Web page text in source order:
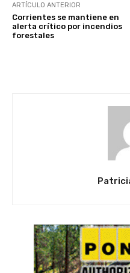
ARTÍCULO ANTERIOR
Corrientes se mantiene en
alerta crítico por incendios
forestales